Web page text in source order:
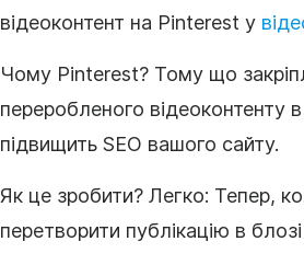
відеоконтент на Pinterest у
Чому Pinterest? Тому що
переробленого відеоконтенту
підвищить SEO вашого сайту.
Як це зробити? Легко: Тепер,
перетворити публікацію в